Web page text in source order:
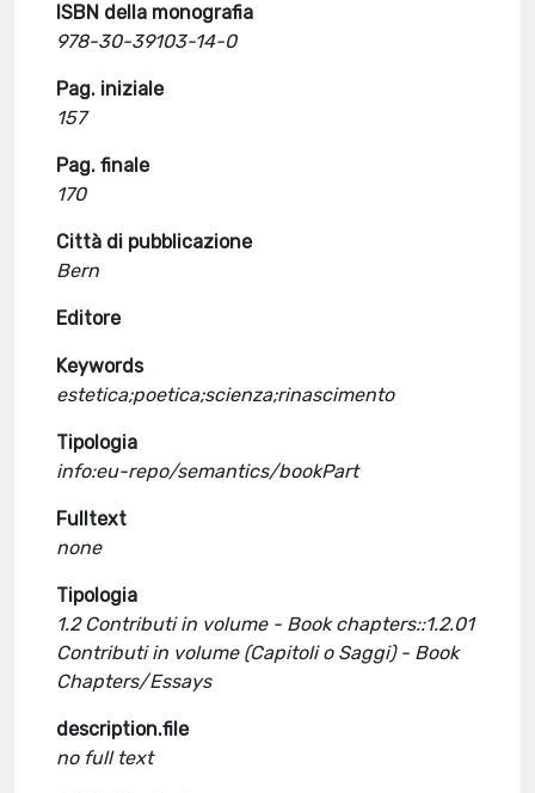
ISBN della monografia
978-30-39103-14-0
Pag. iniziale
157
Pag. finale
170
Città di pubblicazione
Bern
Editore
Keywords
estetica;poetica;scienza;rinascimento
Tipologia
info:eu-repo/semantics/bookPart
Fulltext
none
Tipologia
1.2 Contributi in volume - Book chapters::1.2.01
Contributi in volume (Capitoli o Saggi) - Book
Chapters/Essays
description.file
no full text